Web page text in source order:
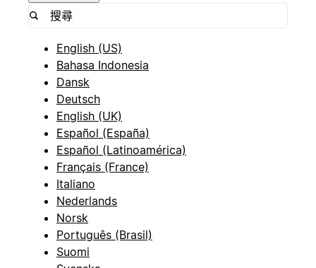
English (US)
Bahasa Indonesia
Dansk
Deutsch
English (UK)
Español (España)
Español (Latinoamérica)
Français (France)
Italiano
Nederlands
Norsk
Português (Brasil)
Suomi